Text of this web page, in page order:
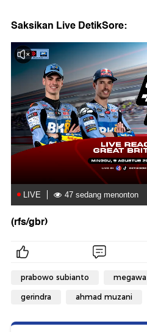
Saksikan Live DetikSore:
(rfs/gbr)
prabowo subianto
gerindra ahmad muzani